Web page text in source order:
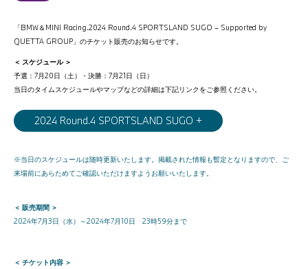
「BMW＆MINI Racing.2024 Round.4 SPORTSLAND SUGO – Supported by
QUETTA GROUP」のチケット販売のお知らせです。
＜ スケジュール ＞
予選：7月20日（土）・決勝：7月21日（日）
当日のタイムスケジュールやマップなどの詳細は下記リンクをご参照ください。
2024 Round.4 SPORTSLAND SUGO +
※当日のスケジュールは随時更新いたします。掲載された情報も暫定となりますので、ご
来場前にあらためてご確認いただけますようお願いいたします。
＜ 販売期間 ＞
2024年7月3日（水）～2024年7月10日 23時59分まで
＜ チケット内容 ＞